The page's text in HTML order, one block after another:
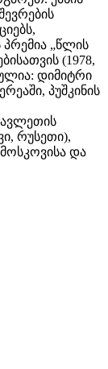
პრემია „წლის
(1978,
დიმიტრი
პუშკინის
რუსეთი),
და